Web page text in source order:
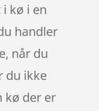
kø i en
handler
når du
du ikke
kø der er